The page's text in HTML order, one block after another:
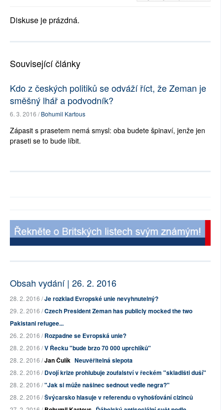
Diskuse je prázdná.
Související články
Kdo z českých politiků se odváží říct, že Zeman je
směšný lhář a podvodník?
6. 3. 2016 /Bohumil Kartous
Zápasit s prasetem nemá smysl: oba budete špinaví, jenže jen
praseti se to bude líbit.
Obsah vydání | 26. 2. 2016
28. 2. 2016 /Je rozklad Evropské unie nevyhnutelný?
29. 2. 2016 /Czech President Zeman has publicly mocked the two
Pakistani refugee...
26. 2. 2016 /Rozpadne se Evropská unie?
28. 2. 2016 /V Řecku "bude brzo 70 000 uprchlíků"
28. 2. 2016 /Jan Čulík Neuvěřitelná slepota
28. 2. 2016 /Dvojí krize prohlubuje zoufalství v řeckém "skladišti duší"
28. 2. 2016 /"Jak si může našinec sednout vedle negra?"
28. 2. 2016 /Švýcarsko hlasuje v referendu o vyhošťování cizinců